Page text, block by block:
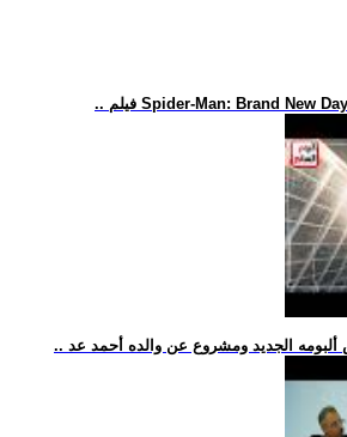
الجديد ومشروع عن والده أحمد عد